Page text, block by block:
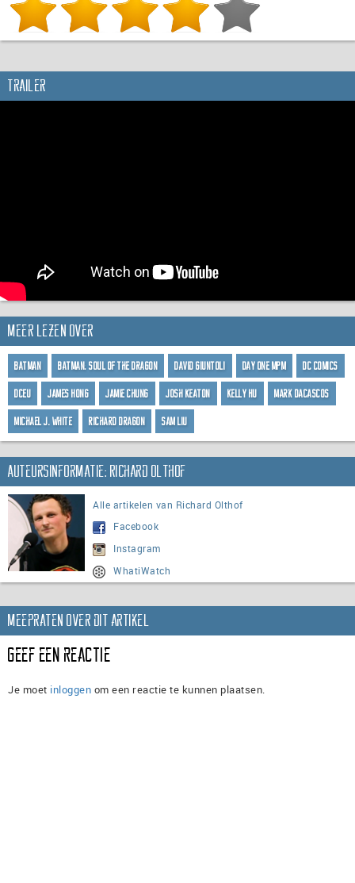
Trailer
Meer lezen over
Batman Batman: Soul of the Dragon David Giuntoli Day One MPM DC Comics
DCEU James Hong Jamie Chung Josh Keaton Kelly Hu Mark Dacascos
Michael J. White Richard Dragon Sam Liu
Auteursinformatie: Richard Olthof
Alle artikelen van Richard Olthof
Facebook
Instagram
WhatiWatch
Meepraten over dit artikel
Geef een reactie
Je moet inloggen om een reactie te kunnen plaatsen.